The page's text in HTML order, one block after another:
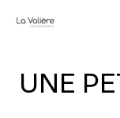
UNE